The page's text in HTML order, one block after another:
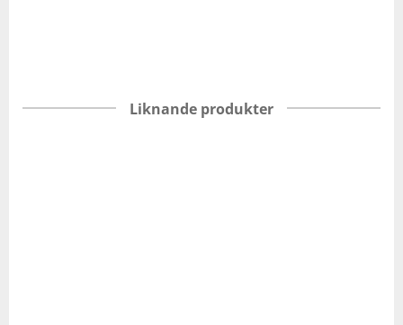
Liknande produkter